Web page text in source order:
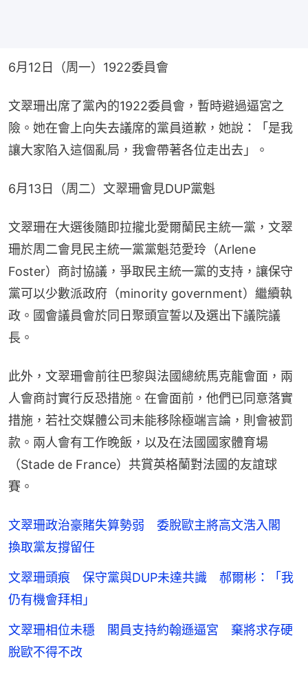
6月12日（周一）1922委員會
文翠珊出席了黨內的1922委員會，暫時避過逼宮之
險。她在會上向失去議席的黨員道歉，她說：「是我
讓大家陷入這個亂局，我會帶著各位走出去」。
6月13日（周二）文翠珊會見DUP黨魁
文翠珊在大選後隨即拉攏北愛爾蘭民主統一黨，文翠
珊於周二會見民主統一黨黨魁范愛玲（Arlene
Foster）商討協議，爭取民主統一黨的支持，讓保守
黨可以少數派政府（minority government）繼續執
政。國會議員會於同日聚頭宣誓以及選出下議院議
長。
此外，文翠珊會前往巴黎與法國總統馬克龍會面，兩
人會商討實行反恐措施。在會面前，他們已同意落實
措施，若社交媒體公司未能移除極端言論，則會被罰
款。兩人會有工作晚飯，以及在法國國家體育場
（Stade de France）共賞英格蘭對法國的友誼球
賽。
文翠珊政治豪賭失算勢弱 委脫歐主將高文浩入閣
換取黨友撐留任
文翠珊頭痕 保守黨與DUP未達共識 郝爾彬：「我
仍有機會拜相」
文翠珊相位未穩 閣員支持約翰遜逼宮 棄將求存硬
脫歐不得不改